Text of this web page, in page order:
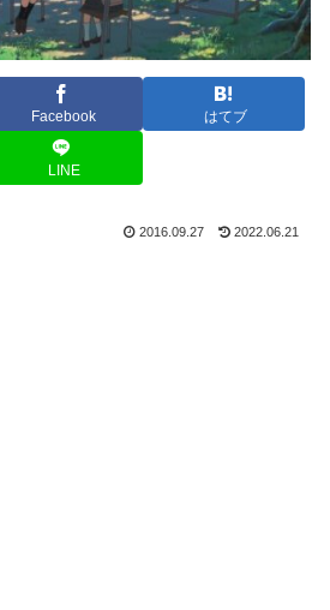
Facebook はてブ
LINE
2016.09.27 2022.06.21